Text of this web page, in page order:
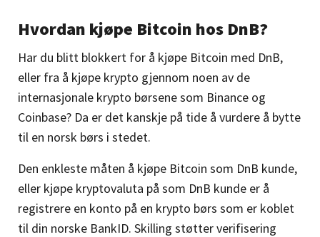
Hvordan kjøpe Bitcoin hos DnB?
Har du blitt blokkert for å kjøpe Bitcoin med DnB,
eller fra å kjøpe krypto gjennom noen av de
internasjonale krypto børsene som Binance og
Coinbase? Da er det kanskje på tide å vurdere å bytte
til en norsk børs i stedet.
Den enkleste måten å kjøpe Bitcoin som DnB kunde,
eller kjøpe kryptovaluta på som DnB kunde er å
registrere en konto på en krypto børs som er koblet
til din norske BankID. Skilling støtter verifisering